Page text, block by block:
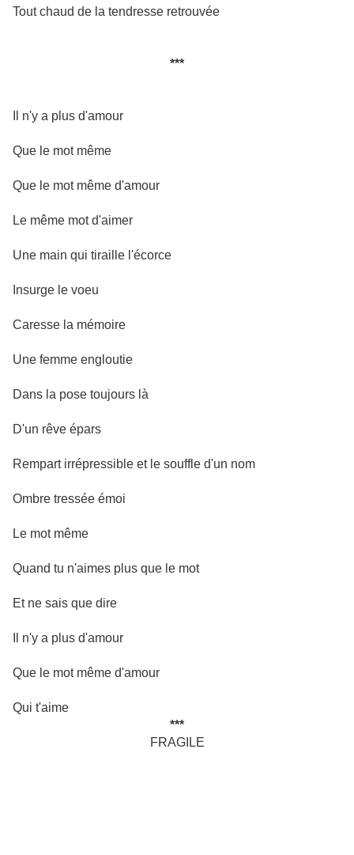
Tout chaud de la tendresse retrouvée
***
Il n'y a plus d'amour
Que le mot même
Que le mot même d'amour
Le même mot d'aimer
Une main qui tiraille l'écorce
Insurge le voeu
Caresse la mémoire
Une femme engloutie
Dans la pose toujours là
D'un rêve épars
Rempart irrépressible et le souffle d'un nom
Ombre tressée émoi
Le mot même
Quand tu n'aimes plus que le mot
Et ne sais que dire
Il n'y a plus d'amour
Que le mot même d'amour
Qui t'aime
***
FRAGILE